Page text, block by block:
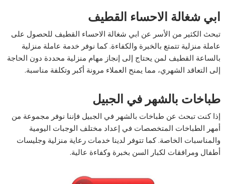
ابي شغالة الاحساء القطيف
تبحث الكثير من الأسر عن ابي شغالة الاحساء القطيف للحصول على
عاملة منزلية تتمتع بالخبرة والكفاءة. كما نوفر خدمة عاملة منزلية
بالساعة القطيف لمن يحتاج إلى إنجاز مهام منزلية محددة دون الحاجة
إلى التعاقد الشهري، مما يمنح العملاء مرونة أكبر وتكلفة مناسبة.
طباخات بالشهر في الجبيل
إذا كنت تبحث عن طباخات بالشهر في الجبيل فإننا نوفر مجموعة من
أمهر الطباخات المتخصصات في إعداد مختلف الوجبات اليومية
والمناسبات الخاصة. كما تتوفر لدينا خدمات رعاية منزلية وجليسات
أطفال ومرافقات لكبار السن بخبرة وكفاءة عالية.